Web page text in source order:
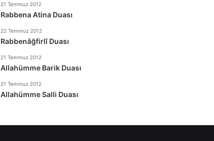
21 Temmuz 2012
Rabbena Atina Duası
22 Temmuz 2012
Rabbenâğfirlî Duası
21 Temmuz 2012
Allahümme Barik Duası
21 Temmuz 2012
Allahümme Salli Duası